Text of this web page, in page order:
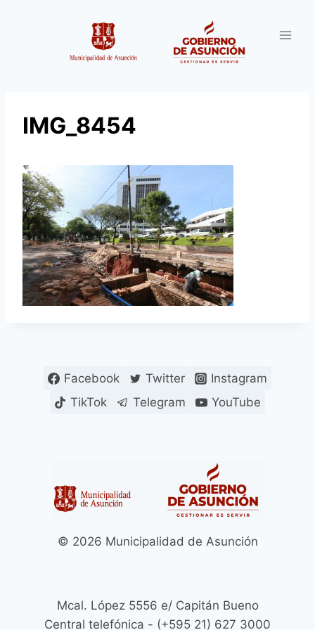
IMG_8454
Facebook Twitter
Instagram
TikTok
Telegram YouTube
© 2026 Municipalidad de Asunción
Mcal. López 5556 e/ Capitán Bueno
Central telefónica - (+595 21) 627 3000